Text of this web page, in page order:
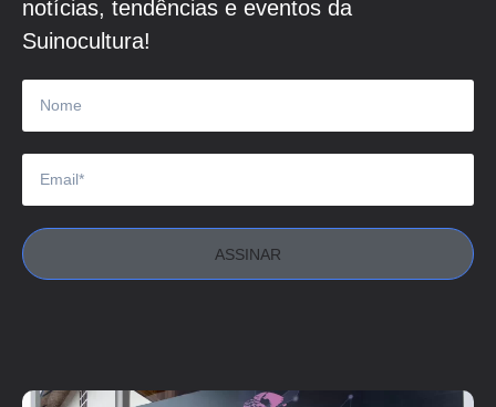
notícias, tendências e eventos da
Suinocultura!
ASSINAR